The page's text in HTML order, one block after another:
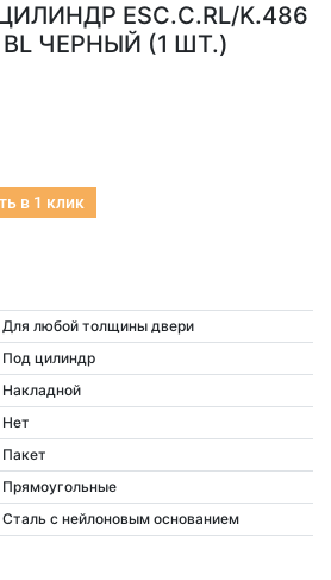
ESC.C.RL/K.486
BL ЧЕРНЫЙ (1 ШТ.)
в 1 клик
Для любой толщины двери
Под цилиндр
Накладной
Нет
Пакет
Прямоугольные
Сталь с нейлоновым основанием